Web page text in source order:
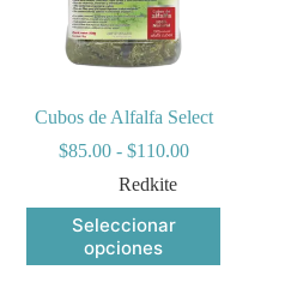
Cubos de Alfalfa Select
$85.00 - $110.00Rango
desde
Redkite
Seleccionar
opciones
Este
producto
tiene